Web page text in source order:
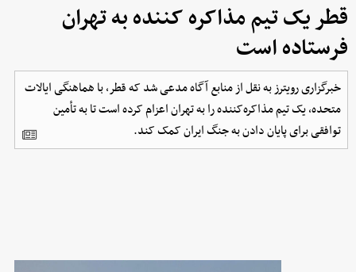
قطر یک تیم مذاکره کننده به تهران
فرستاده است
خبرگزاری رویترز به نقل از منابع آگاه مدعی شد که قطر، با هماهنگی ایالات
متحده، یک تیم مذاکره‌کننده را به تهران اعزام کرده است تا به تأمین
توافقی برای پایان دادن به جنگ ایران کمک کند.